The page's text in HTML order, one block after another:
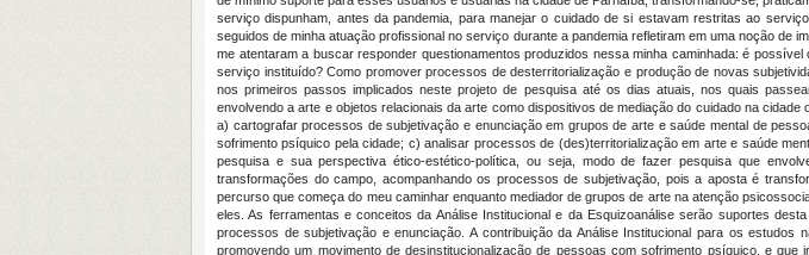
serviço dispunham, antes da pandemia, para manejar o cuidado de si estavam restritas ao
seguidos de minha atuação profissional no serviço durante a pandemia refletiram em uma noção
me atentaram a buscar responder questionamentos produzidos nessa minha caminhada: é
serviço instituído? Como promover processos de desterritorialização e produção de novas
nos primeiros passos implicados neste projeto de pesquisa até os dias atuais, nos quais
envolvendo a arte e objetos relacionais da arte como dispositivos de mediação do cuidado na
a) cartografar processos de subjetivação e enunciação em grupos de arte e saúde mental de
sofrimento psíquico pela cidade; c) analisar processos de (des)territorialização em arte e saúde
pesquisa e sua perspectiva ético-estético-política, ou seja, modo de fazer pesquisa que
transformações do campo, acompanhando os processos de subjetivação, pois a aposta é
percurso que começa do meu caminhar enquanto mediador de grupos de arte na atenção
eles. As ferramentas e conceitos da Análise Institucional e da Esquizoanálise serão suportes
processos de subjetivação e enunciação. A contribuição da Análise Institucional para os
promovendo um movimento de desinstitucionalização de pessoas com sofrimento psíquico, e